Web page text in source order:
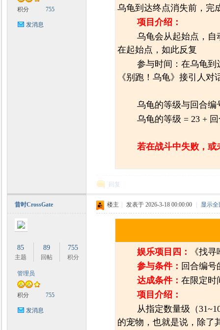
积分 755
发消息
乌龟到达终点消失前，完
项目介绍：
乌龟会从起始点，
在起始点，如此反复
参与时间：在乌龟
《别跑！乌龟》接引人对
乌龟的等级与回合
乌龟的等级 = 23 +
若在战斗中失败，
回复
昔时CrossGate
85
主题
89
回帖
755
积分
管理员
积分 755
发消息
楼主 发表于 2026-3-18 00:00:00 显示
娱乐项目四：
《找
参与条件： 回合编号
达成条件： 在限定时
项目介绍：
从指定数量级（
的宠物，也就是说，除了